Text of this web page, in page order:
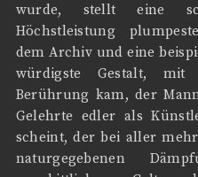
wurde, stellt eine
Höchstleistung
dem Archiv und eine
würdigste Gestalt,
Berührung kam, der
Gelehrte edler als
scheint, der bei aller
naturgegebenen